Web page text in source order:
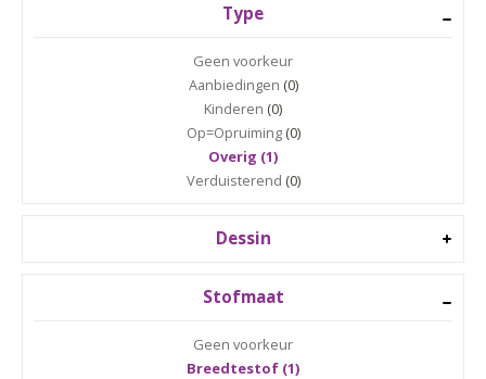
Type
Geen voorkeur
Aanbiedingen (0)
Kinderen (0)
Op=Opruiming(0)
Overig (1)
Verduisterend (0)
Dessin
Stofmaat
Geen voorkeur
Breedtestof (1)